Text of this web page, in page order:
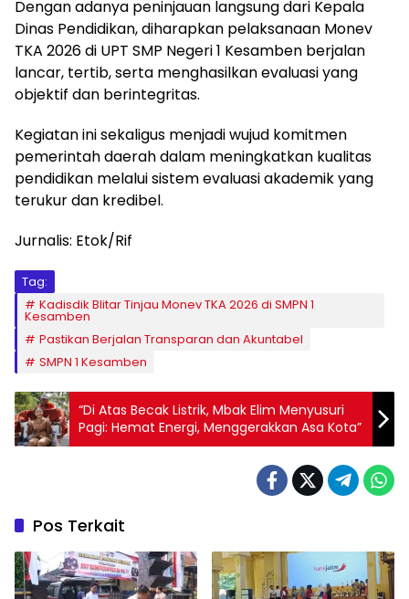
Dengan adanya peninjauan langsung dari Kepala
Dinas Pendidikan, diharapkan pelaksanaan Monev
TKA 2026 di UPT SMP Negeri 1 Kesamben berjalan
lancar, tertib, serta menghasilkan evaluasi yang
objektif dan berintegritas.
Kegiatan ini sekaligus menjadi wujud komitmen
pemerintah daerah dalam meningkatkan kualitas
pendidikan melalui sistem evaluasi akademik yang
terukur dan kredibel.
Jurnalis: Etok/Rif
Tag:
Kadisdik Blitar Tinjau Monev TKA 2026 di SMPN 1
Kesamben
Pastikan Berjalan Transparan dan Akuntabel
SMPN 1 Kesamben
“Di Atas Becak Listrik, Mbak Elim Menyusuri
Pagi: Hemat Energi, Menggerakkan Asa Kota”
Pos Terkait